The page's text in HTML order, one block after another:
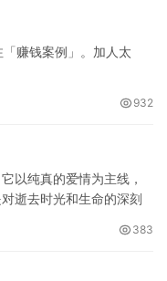
赚钱案例」。加人太
932
以纯真的爱情为主线，
逝去时光和生命的深刻
383